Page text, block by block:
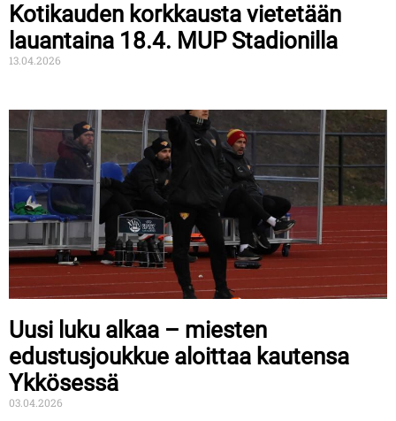
Kotikauden korkkausta vietetään
lauantaina 18.4. MUP Stadionilla
13.04.2026
Uusi luku alkaa – miesten
edustusjoukkue aloittaa kautensa
Ykkösessä
03.04.2026